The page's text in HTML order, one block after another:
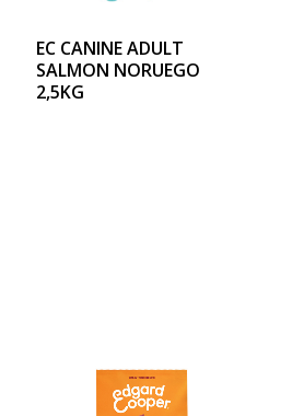
EC CANINE ADULT
SALMON NORUEGO
2,5KG